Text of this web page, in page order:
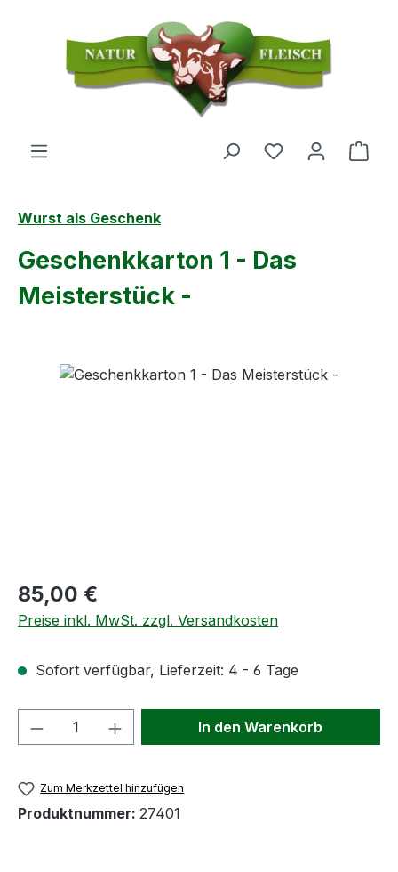
Zum Hauptinhalt springen
Du hast 0
Wurst als Geschenk
Geschenkkarton 1 - Das
Meisterstück -
Bildergalerie überspringen
Regulärer Preis:
85,00 €
Preise inkl. MwSt. zzgl. Versandkosten
Sofort verfügbar, Lieferzeit: 4 - 6 Tage
Produkt Anzahl: Gib denIn den Warenkorb
Zum Merkzettel hinzufügen
Produktnummer: 27401